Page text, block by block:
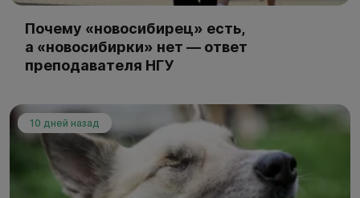
Почему «новосибирец» есть,
а «новосибирки» нет — ответ
преподавателя НГУ
10 дней назад